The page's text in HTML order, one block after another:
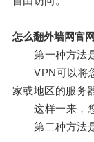
怎么翻外墙网官
第一种方法是
VPN可以将您
家或地区的服务
这样一来，您
第二种方法是